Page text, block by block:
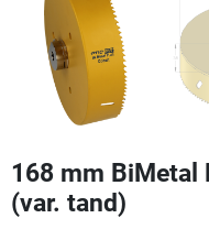
168 mm BiMetal
(var. tand)